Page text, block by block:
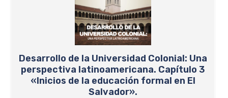
Desarrollo de la Universidad Colonial: Una
perspectiva latinoamericana. Capítulo 3
«Inicios de la educación formal en El
Salvador».